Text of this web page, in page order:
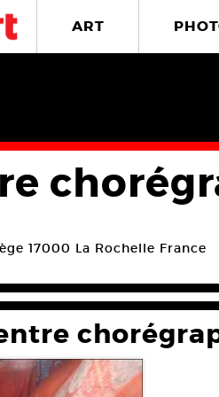
ART
17000 La Rochelle France